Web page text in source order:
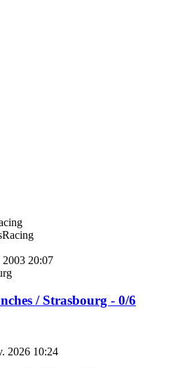
2003 20:07
/ Strasbourg - 0/6
2026 10:24